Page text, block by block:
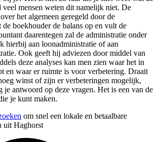
mensen weten dit namelijk niet. De
het algemeen geregeld door de
boekhouder de balans op en vult de
daarentegen zal de administratie onder
hierbij aan loonadministratie of aan
Ook geeft hij adviezen door middel van
deze analyses kan men zien waar het in
en waar er ruimte is voor verbetering. Draait
winst of zijn er verbeteringen mogelijk,
je antwoord op deze vragen. Het is een van de
je kunt maken.
om snel een lokale en betaalbare
uit Haghorst